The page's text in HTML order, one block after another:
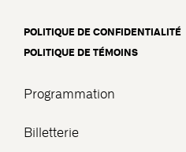
Programmation
Billetterie
POLITIQUE DE CONFIDENTIALITÉ
POLITIQUE DE TÉMOINS